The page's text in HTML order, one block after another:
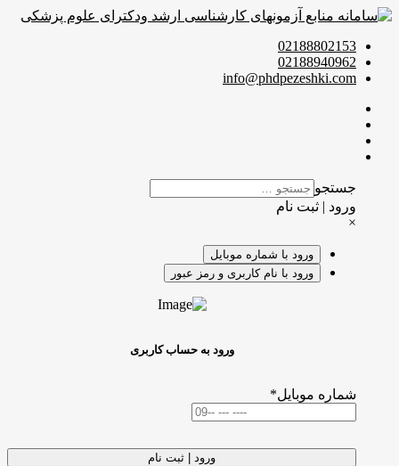
02188802153
02188940962
info@phdpezeshki.com
جستجو
ورود | ثبت نام
×
ورود با شماره موبایل
ورود با نام کاربری و رمز عبور
ورود به حساب کاربری
شماره موبایل*
ورود | ثبت نام